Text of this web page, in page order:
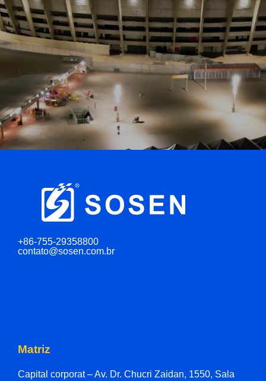
+86-755-29358800
contato@sosen.com.br
Matriz
Capital corporat – Av. Dr. Chucri Zaidan, 1550, Sala